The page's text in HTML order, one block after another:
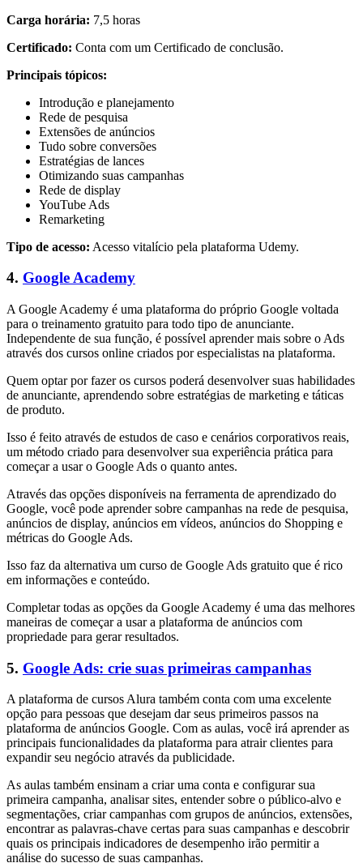
Carga horária: 7,5 horas
Certificado: Conta com um Certificado de conclusão.
Principais tópicos:
Introdução e planejamento
Rede de pesquisa
Extensões de anúncios
Tudo sobre conversões
Estratégias de lances
Otimizando suas campanhas
Rede de display
YouTube Ads
Remarketing
Tipo de acesso: Acesso vitalício pela plataforma Udemy.
4. Google Academy
A Google Academy é uma plataforma do próprio Google voltada
para o treinamento gratuito para todo tipo de anunciante.
Independente de sua função, é possível aprender mais sobre o Ads
através dos cursos online criados por especialistas na plataforma.
Quem optar por fazer os cursos poderá desenvolver suas habilidades
de anunciante, aprendendo sobre estratégias de marketing e táticas
de produto.
Isso é feito através de estudos de caso e cenários corporativos reais,
um método criado para desenvolver sua experiência prática para
começar a usar o Google Ads o quanto antes.
Através das opções disponíveis na ferramenta de aprendizado do
Google, você pode aprender sobre campanhas na rede de pesquisa,
anúncios de display, anúncios em vídeos, anúncios do Shopping e
métricas do Google Ads.
Isso faz da alternativa um curso de Google Ads gratuito que é rico
em informações e conteúdo.
Completar todas as opções da Google Academy é uma das melhores
maneiras de começar a usar a plataforma de anúncios com
propriedade para gerar resultados.
5. Google Ads: crie suas primeiras campanhas
A plataforma de cursos Alura também conta com uma excelente
opção para pessoas que desejam dar seus primeiros passos na
plataforma de anúncios Google. Com as aulas, você irá aprender as
principais funcionalidades da plataforma para atrair clientes para
expandir seu negócio através da publicidade.
As aulas também ensinam a criar uma conta e configurar sua
primeira campanha, analisar sites, entender sobre o público-alvo e
segmentações, criar campanhas com grupos de anúncios, extensões,
encontrar as palavras-chave certas para suas campanhas e descobrir
quais os principais indicadores de desempenho irão permitir a
análise do sucesso de suas campanhas.